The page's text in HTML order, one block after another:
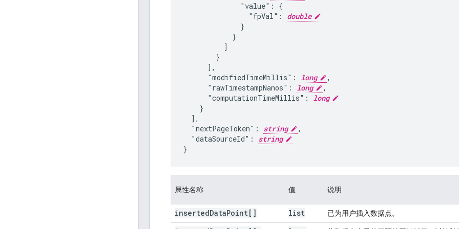
              "value": {
                "fpVal":
double
              }
            }
          ]
        }
      ],
      "modifiedTimeMillis":
long
,
      "rawTimestampNanos":
long
,
      "computationTimeMillis":
long
    }
  ],
  "nextPageToken":
string
,
  "dataSourceId":
string
}
属性名称 值 说明
insertedDataPoint[] list 已为用户插入数据点。